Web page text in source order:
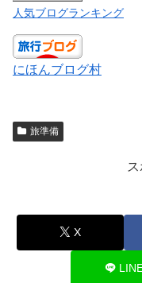
人気ブログランキング
にほんブログ村
旅準備
X